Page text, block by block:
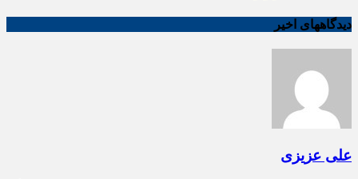
دیدگاههای اخیر
علی عزیزی